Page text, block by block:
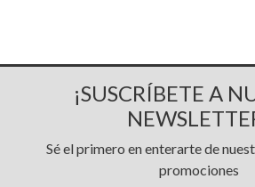
¡SUSCRÍBETE A
Sé el primero en enterarte de
promociones